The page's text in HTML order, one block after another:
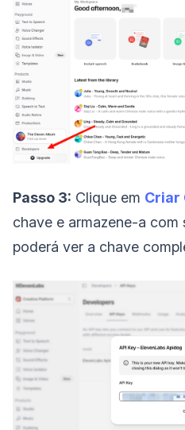
Passo 3: Clique em Criar
chave e armazene-a
poderá ver a chave